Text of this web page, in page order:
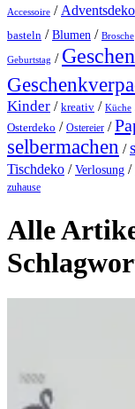
Accessoire / Adventsdeko
basteln /Blumen / Brosche
Geburtstag /
Kinder / kreativ / Küche
Osterdeko / Ostereier /
selbermachen /
Tischdeko /Verlosung /
zuhause
Alle